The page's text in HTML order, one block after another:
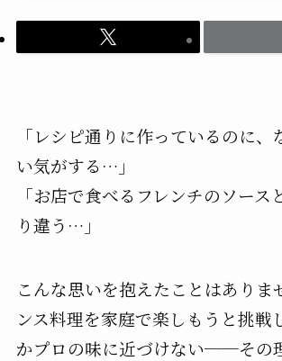
「レシピ通りに作っているのに
い気がする…」
「お店で食べるフレンチのソース
り違う…」
こんな思いを抱えたことはありま
ンス料理を家庭で楽しもうと挑戦
かプロの味に近づけない──その